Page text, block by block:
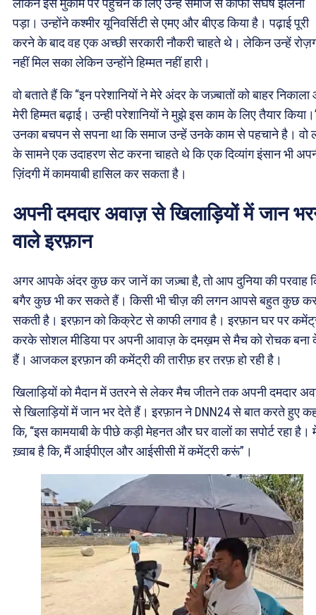
लेकिन इस मुकाम पर पहुंचने के लिए उन्हें समाज से काफी संघर्ष झेलना
पड़ा। उन्होंने कश्मीर यूनिवर्सिटी से एमए और बीएड किया है। पढ़ाई पूरी
करने के बाद वह एक अच्छी सरकारी नौकरी चाहते थे। लेकिन उन्हें
नहीं मिल सका लेकिन उन्होंने हिम्मत नहीं हारी।
वो बताते हैं कि “इन परेशानियों ने मेरे अंदर के जज़्बातों को बाहर
मेरी हिम्मत बढ़ाई। उन्ही परेशानियों ने मुझे इस काम के लिए तैयार
उनका बचपन से सपना था कि समाज उन्हें उनके काम से पहचाने है। वो
के सामने एक उदाहरण सेट करना चाहते थे कि एक दिव्यांग इंसान भी
ज़िंदगी में कामयाबी हासिल कर सकता है।
अपनी दमदार अवाज़ से खिलाड़ियों में जान
वाले इरफ़ान
अगर आपके अंदर कुछ कर जानें का जज़्बा है, तो आप दुनिया की परवाह
बगैर कुछ भी कर सकते हैं। किसी भी चीज़ की लगन आपसे बहुत कुछ
सकती है। इरफ़ान को किक्रेट से काफी लगाव है। इरफ़ान घर पर
करके सोशल मीडिया पर अपनी आवाज़ के दमख़म से मैच को रोचक बना
हैं। आजकल इरफ़ान की कमेंट्री की तारीफ़ हर तरफ़ हो रही है।
खिलाड़ियों को मैदान में उतरने से लेकर मैच जीतने तक अपनी दमदार
से खिलाड़ियों में जान भर देते हैं। इरफ़ान ने DNN24 से बात करते हुए
कि, “इस कामयाबी के पीछे कड़ी मेहनत और घर वालों का सपोर्ट रहा है।
ख़्वाब है कि, मैं आईपीएल और आईसीसी में कमेंट्री करूं”।